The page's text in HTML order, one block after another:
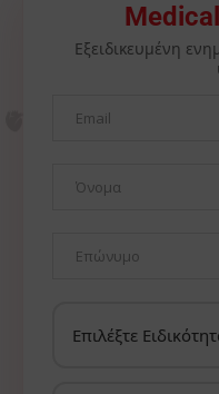
Εξειδικευμένη